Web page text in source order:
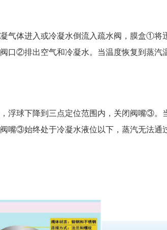
气体进入或冷凝水倒流入疏水阀，膜盒①将
口②排出空气和冷凝水。当温度恢复到蒸汽
浮球下降到三点定位范围内，关闭阀嘴③。
嘴③始终处于冷凝水液位以下，蒸汽无法通